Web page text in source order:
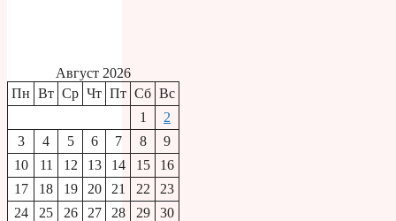
Август 2026
Пн Вт Ср Чт Пт Сб Вс
1
2
3
4 5 6 7 8
9
10
11 12 13 14 15
16
17
18 19 20 21 22
23
24
25 26 27 28 29
30